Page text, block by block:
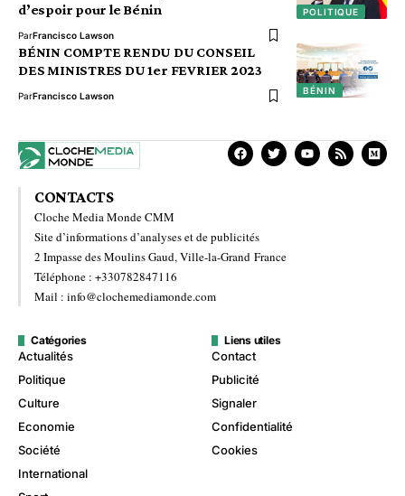
POLITIQUE
d’espoir pour le Bénin
ParFrancisco Lawson
BÉNIN
BÉNIN COMPTE RENDU DU CONSEIL
DES MINISTRES DU 1er FEVRIER 2023
ParFrancisco Lawson
CONTACTS
Cloche Media Monde CMM
Site d’informations d’analyses et de publicités
2 Impasse des Moulins Gaud, Ville-la-Grand France
Téléphone : +330782847116
Mail : info@clochemediamonde.com
Catégories
Actualités
Politique
Culture
Economie
Société
International
Liens utiles
Contact
Publicité
Signaler
Confidentialité
Cookies